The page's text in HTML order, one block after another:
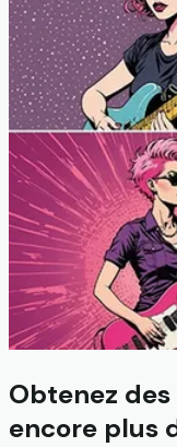
Obtenez
encore plus